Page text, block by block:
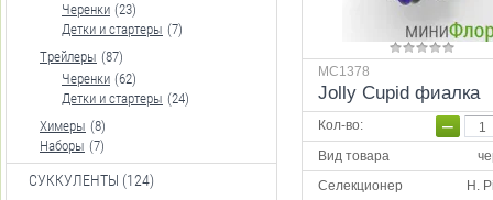
Черенки (23)
Детки и стартеры (7)
Трейлеры (87)
Черенки (62)
Детки и стартеры (24)
Химеры (8)
Наборы (7)
СУККУЛЕНТЫ (124)
MC1378
Jolly Cupid фиалка
Кол-во: −
Вид товара
Селекционер
H.